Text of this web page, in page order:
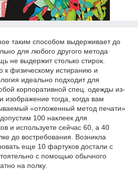
таким способом выдерживает до
для любого другого метода
не выдержит столько стирок.
к физическому истиранию и
идеально подходит для
корпоративной спец. одежды из-
изображение тогда, когда вам
«отложенный метод печати»
100 наклеек для
и используете сейчас 60, а 40
до востребования. Возникла
еще 10 фартуков достали с
с помощью обычного
на полку.